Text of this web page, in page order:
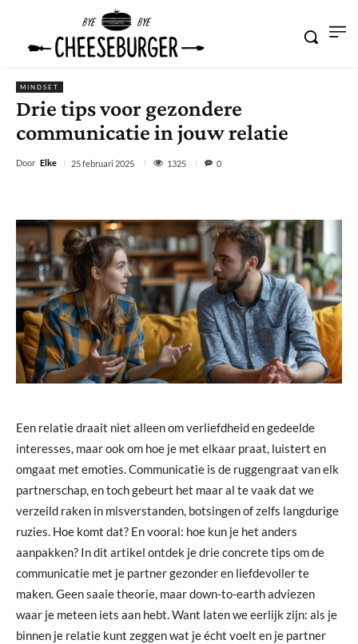
MINDSET
Drie tips voor gezondere
communicatie in jouw relatie
Door Elke 25 februari 2025 1325 0
Een relatie draait niet alleen om verliefdheid en gedeelde
interesses, maar ook om hoe je met elkaar praat, luistert en
omgaat met emoties. Communicatie is de ruggengraat van elk
partnerschap, en toch gebeurt het maar al te vaak dat we
verzeild raken in misverstanden, botsingen of zelfs langdurige
ruzies. Hoe komt dat? En vooral: hoe kun je het anders
aanpakken? In dit artikel ontdek je drie concrete tips om de
communicatie met je partner gezonder en liefdevoller te
maken. Geen saaie theorie, maar down-to-earth adviezen
waar je meteen iets aan hebt. Want laten we eerlijk zijn: als je
binnen je relatie kunt zeggen wat je écht voelt en je partner